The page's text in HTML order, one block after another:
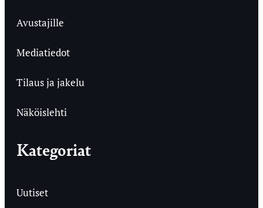
Avustajille
Mediatiedot
Tilaus ja jakelu
Näköislehti
Kategoriat
Uutiset